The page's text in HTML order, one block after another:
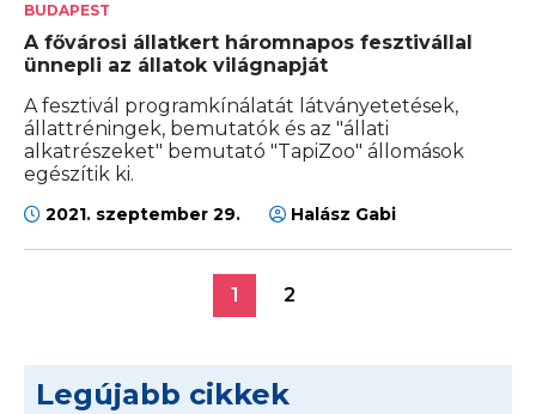
BUDAPEST
A fővárosi állatkert háromnapos fesztivállal
ünnepli az állatok világnapját
A fesztivál programkínálatát látványetetések,
állattréningek, bemutatók és az "állati
alkatrészeket" bemutató "TapiZoo" állomások
egészítik ki.
2021. szeptember 29. Halász Gabi
1 2
Legújabb cikkek